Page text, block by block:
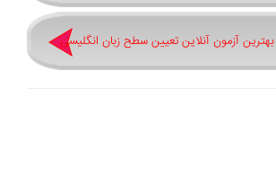
آزمون آنلاین تعیین سطح زبان انگلیسی